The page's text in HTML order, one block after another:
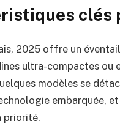
clés
2025 offre un
ultra-compactes ou
modèles se
embarquée,
priorité.